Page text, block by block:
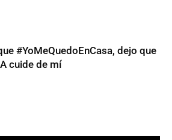
#YoMeQuedoEnCasa, dejo que
cuide de mí